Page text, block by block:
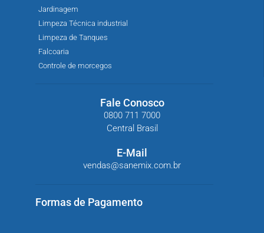
Jardinagem
Limpeza Técnica industrial
Limpeza de Tanques
Falcoaria
Controle de morcegos
Fale Conosco
0800 711 7000
Central Brasil
E-Mail
vendas@sanemix.com.br
Formas de Pagamento